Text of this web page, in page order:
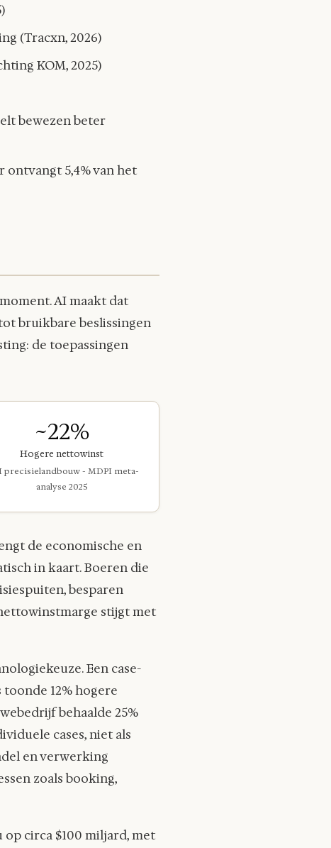
(Tracxn, 2026)
KOM, 2025)
bewezen beter
5,4% van het
AI maakt dat
bruikbare beslissingen
de toepassingen
~22%
Hogere nettowinst
precisielandbouw - MDPI meta-
analyse 2025
de economische en
in kaart. Boeren die
besparen
stijgt met
Een case-
12% hogere
behaalde 25%
cases, niet als
en verwerking
zoals booking,
circa $100 miljard, met